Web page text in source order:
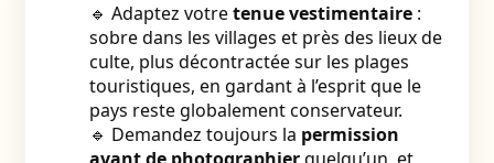
🔹 Adaptez votretenue vestimentaire:
sobre dans les villages et près des lieux de
culte, plus décontractée sur les plages
touristiques, en gardant à l’esprit que le
pays reste globalement conservateur.
🔹 Demandez toujours la permission